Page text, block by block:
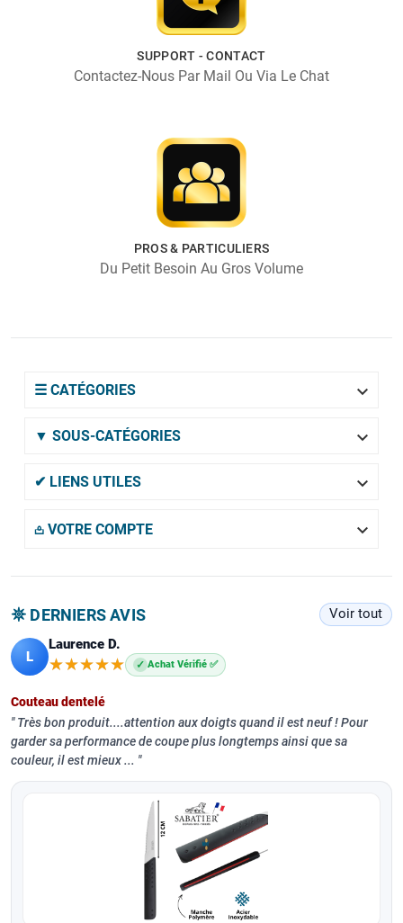
SUPPORT - CONTACT
Contactez-Nous Par Mail Ou Via Le Chat
PROS & PARTICULIERS
Du Petit Besoin Au Gros Volume
☰ CATÉGORIES 
▼ SOUS-CATÉGORIES 
✔ LIENS UTILES 
𖡌 VOTRE COMPTE 
𖤓 DERNIERS AVIS Voir tout
L
Laurence D.
★★★★★
★★★★★ ✓ Achat Vérifié ✅
Couteau dentelé
Très bon produit....attention aux doigts quand il est neuf ! Pour
garder sa performance de coupe plus longtemps ainsi que sa
couleur, il est mieux ...